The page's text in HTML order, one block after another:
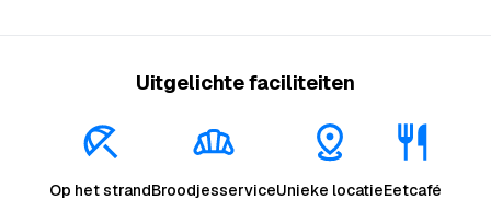
Uitgelichte faciliteiten
Op het strandBroodjesserviceUnieke locatieEetcafé